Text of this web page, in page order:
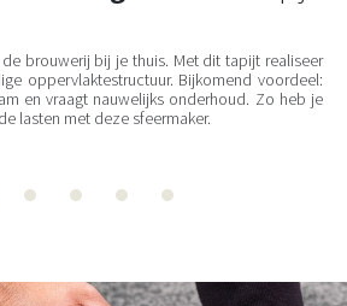
brouwerij bij je thuis. Met dit tapijt realiseer
oppervlaktestructuur. Bijkomend voordeel:
en vraagt nauwelijks onderhoud. Zo heb je
lasten met deze sfeermaker.